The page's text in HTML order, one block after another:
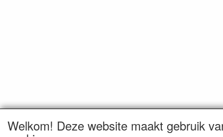
Welkom! Deze website maakt gebruik